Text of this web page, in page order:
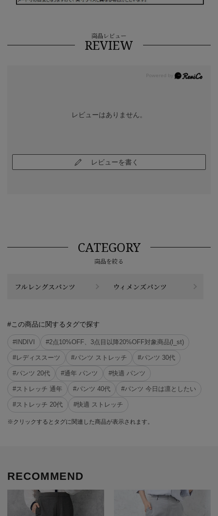
商品レビュー
REVIEW
レビューはありません。
レビューを書く
CATEGORY
商品を絞る
フルレングスパンツ ウィメンズパンツ
#この商品に関するタグで探す
#INDIVI #2点10%OFF、3点目以降20%OFF対象商品(l_st)
#レディススーツ #パンツ ストレッチ #パンツ 30代
#パンツ 20代 #通年 パンツ #快適 パンツ
#ストレッチ 通年 #パンツ 40代 #パンツ 今日は凛としたい
#ストレッチ 20代 #快適 ストレッチ
※クリックするとタグに関連した商品が表示されます。
RECOMMEND